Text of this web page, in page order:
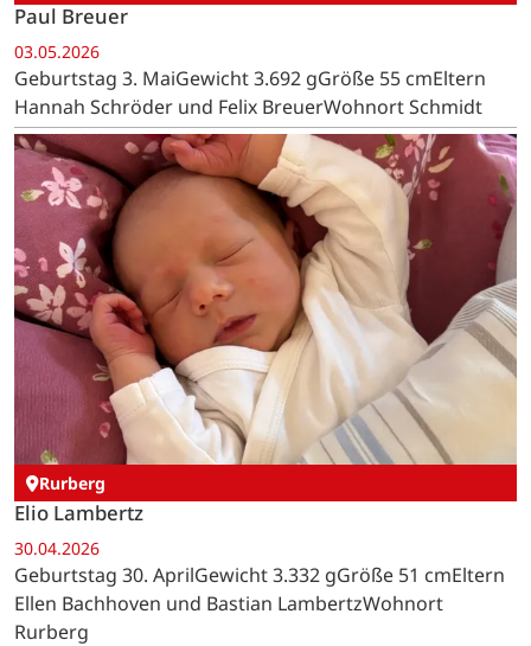
Paul Breuer
03.05.2026
Geburtstag 3. MaiGewicht 3.692 gGröße 55 cmEltern
Hannah Schröder und Felix BreuerWohnort Schmidt
Rurberg
Elio Lambertz
30.04.2026
Geburtstag 30. AprilGewicht 3.332 gGröße 51 cmEltern
Ellen Bachhoven und Bastian LambertzWohnort
Rurberg